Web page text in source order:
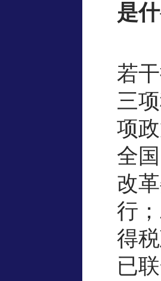
是
若
三
项
全
改
行
得
已